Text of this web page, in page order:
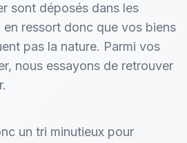
sont déposés dans les
en ressort donc que vos biens
pas la nature. Parmi vos
nous essayons de retrouver
un tri minutieux pour